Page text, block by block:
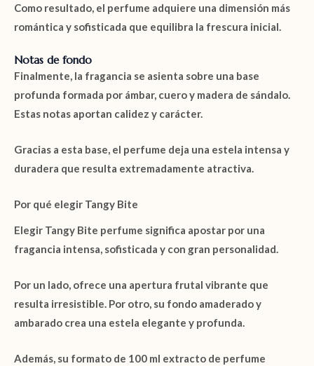
Como resultado, el perfume adquiere una dimensión más
romántica y sofisticada que equilibra la frescura inicial.
Notas de fondo
Finalmente, la fragancia se asienta sobre una base
profunda formada por ámbar, cueroy madera de sándalo.
Estas notas aportan calidez y carácter.
Gracias a esta base, el perfume deja una estela intensa y
duradera que resulta extremadamente atractiva.
Por qué elegir Tangy Bite
Elegir Tangy Bite perfume significa apostar por una
fragancia intensa, sofisticada y con gran personalidad.
Por un lado, ofrece una apertura frutal vibrante que
resulta irresistible. Por otro, su fondo amaderado y
ambarado crea una estela elegante y profunda.
Además, su formato de 100 ml extracto de perfume